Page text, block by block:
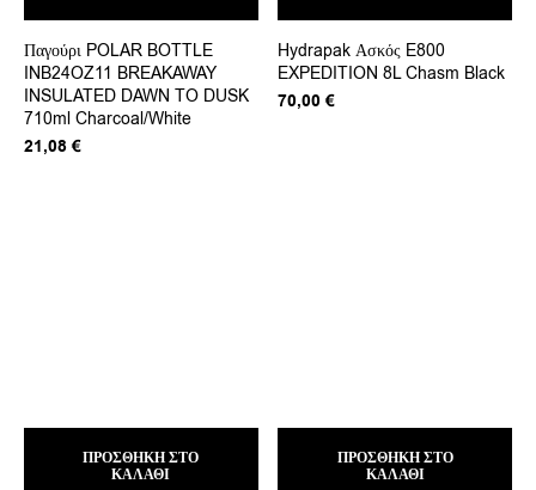
Παγούρι POLAR BOTTLE
INB24OZ11 BREAKAWAY
INSULATED DAWN TO DUSK
710ml Charcoal/White
21,08 €
Hydrapak Ασκός E800
EXPEDITION 8L Chasm Black
70,00€
ΠΡΟΣΘΉΚΗ ΣΤΟ
ΚΑΛΆΘΙ
ΠΡΟΣΘΉΚΗ ΣΤΟ
ΚΑΛΆΘΙ